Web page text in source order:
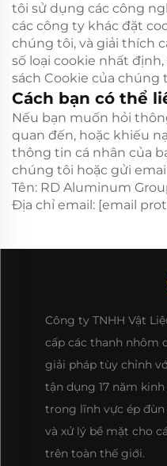
tôi sử dụng các công
các công ty khác đặt
chúng tôi, và giải thích
số loại cookie nhất
sách Cookie của chúng
Cách bạn có thể
Nếu bạn muốn hỏi
quan đến, hoặc khiếu
thông tin cá nhân của
chúng tôi hoặc gửi
Tên: RD Aluminum
Địa chỉ email: [email
Công ty TNHH Vật
cấp các thanh nhôm
giải pháp tùy chỉnh
tận dụng 17 năm
trong lĩnh vực ép đùn
và xử lý bề mặt cho
trên toàn thế giới.